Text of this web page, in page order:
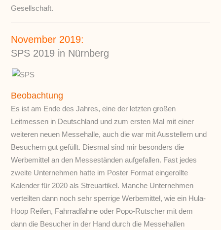
Gesellschaft.
November 2019:
SPS 2019 in Nürnberg
Beobachtung
Es ist am Ende des Jahres, eine der letzten großen
Leitmessen in Deutschland und zum ersten Mal mit einer
weiteren neuen Messehalle, auch die war mit Ausstellern und
Besuchern gut gefüllt. Diesmal sind mir besonders die
Werbemittel an den Messeständen aufgefallen. Fast jedes
zweite Unternehmen hatte im Poster Format eingerollte
Kalender für 2020 als Streuartikel. Manche Unternehmen
verteilten dann noch sehr sperrige Werbemittel, wie ein Hula-
Hoop Reifen, Fahrradfahne oder Popo-Rutscher mit dem
dann die Besucher in der Hand durch die Messehallen